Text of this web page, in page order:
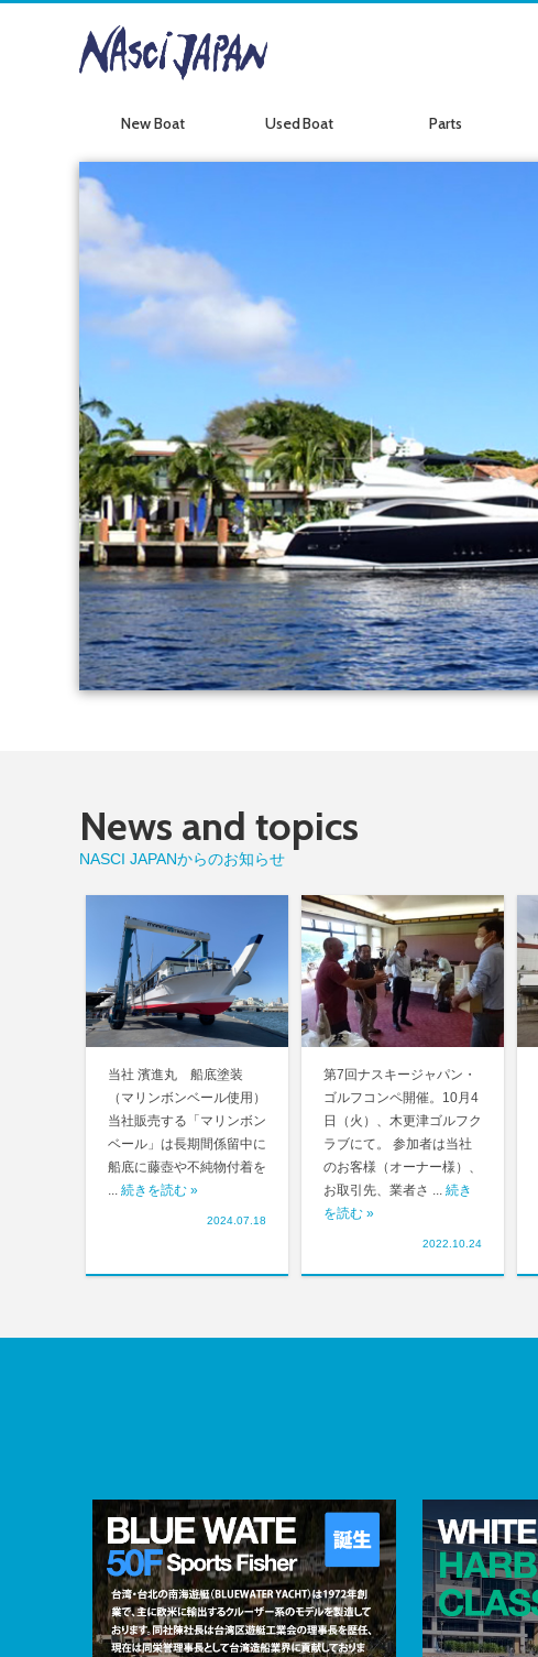
New Boat Used Boat Parts
News and topics
NASCI JAPANからのお知らせ
当社 濱進丸 船底塗装
（マリンボンベール使用）
当社販売する「マリンボン
ベール」は長期間係留中に
船底に藤壺や不純物付着を
... 続きを読む »
2024.07.18
第7回ナスキージャパン・
ゴルフコンペ開催。10月4
日（火）、木更津ゴルフク
ラブにて。 参加者は当社
のお客様（オーナー様）、
お取引先、業者さ ... 続き
を読む »
2022.10.24